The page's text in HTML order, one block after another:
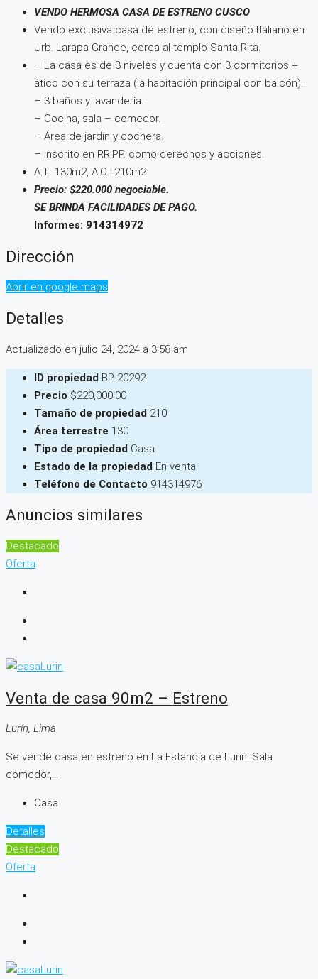
VENDO HERMOSA CASA DE ESTRENO CUSCO
Vendo exclusiva casa de estreno, con diseño Italiano en
Urb. Larapa Grande, cerca al templo Santa Rita.
– La casa es de 3 niveles y cuenta con 3 dormitorios +
ático con su terraza (la habitación principal con balcón).
– 3 baños y lavandería.
– Cocina, sala – comedor.
– Área de jardín y cochera.
– Inscrito en RR.PP. como derechos y acciones.
A.T.: 130m2, A.C.: 210m2.
Precio: $220.000 negociable.
SE BRINDA FACILIDADES DE PAGO.
Informes: 914314972
Dirección
Abrir en google maps
Detalles
Actualizado en julio 24, 2024 a 3:58 am
ID propiedad BP-20292
Precio $220,000.00
Tamaño de propiedad 210
Área terrestre 130
Tipo de propiedad Casa
Estado de la propiedad En venta
Teléfono de Contacto 914314976
Anuncios similares
Destacado
Oferta
Venta de casa 90m2 – Estreno
Lurín, Lima
Se vende casa en estreno en La Estancia de Lurin. Sala
comedor,...
Casa
Detalles
Destacado
Oferta